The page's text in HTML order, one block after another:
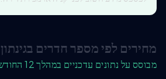
מחירים לפי מספר חדרים בגינתון
מבוסס על נתונים עדכניים במהלך 12 החודשים האחרונים